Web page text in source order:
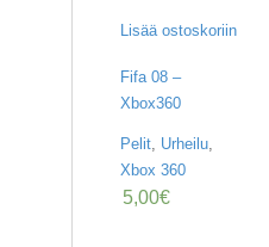
Lisää ostoskoriin
Fifa 08 –
Xbox360
Pelit, Urheilu,
Xbox 360
5,00€